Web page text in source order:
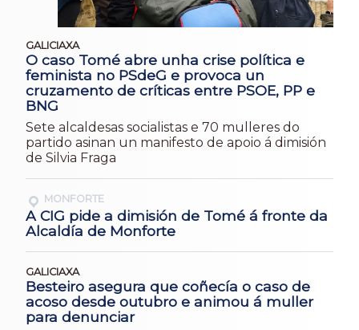
GALICIAXA
O caso Tomé abre unha crise política e
feminista no PSdeG e provoca un
cruzamento de críticas entre PSOE, PP e
BNG
Sete alcaldesas socialistas e 70 mulleres do
partido asinan un manifesto de apoio á dimisión
de Silvia Fraga
MONFORTE
A CIG pide a dimisión de Tomé á fronte da
Alcaldía de Monforte
GALICIAXA
Besteiro asegura que coñecía o caso de
acoso desde outubro e animou á muller
para denunciar